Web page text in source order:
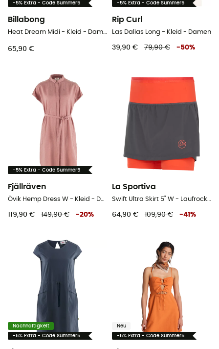
-5% Extra - Code Summer5
Billabong
Heat Dream Midi - Kleid - Damen
65,90 €
-5% Extra - Code Summer5
Rip Curl
Las Dalias Long - Kleid - Damen
39,90 € 79,90 € -50%
-5% Extra - Code Summer5
Fjällräven
Övik Hemp Dress W - Kleid - Damen
119,90 € 149,90 € -20%
La Sportiva
Swift Ultra Skirt 5" W - Laufrock - Damen
64,90 € 109,90 € -41 %
Nachhaltigkeit
-5% Extra - Code Summer5
Neu
-5% Extra - Code Summer5